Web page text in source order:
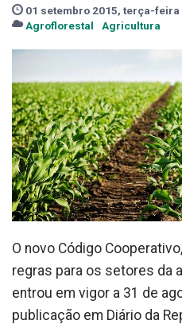
01 setembro 2015, terça-feira
Agroflorestal
Agricultura
O novo Código
regras para os setores da
entrou em vigor a 31 de
publicação em Diário da